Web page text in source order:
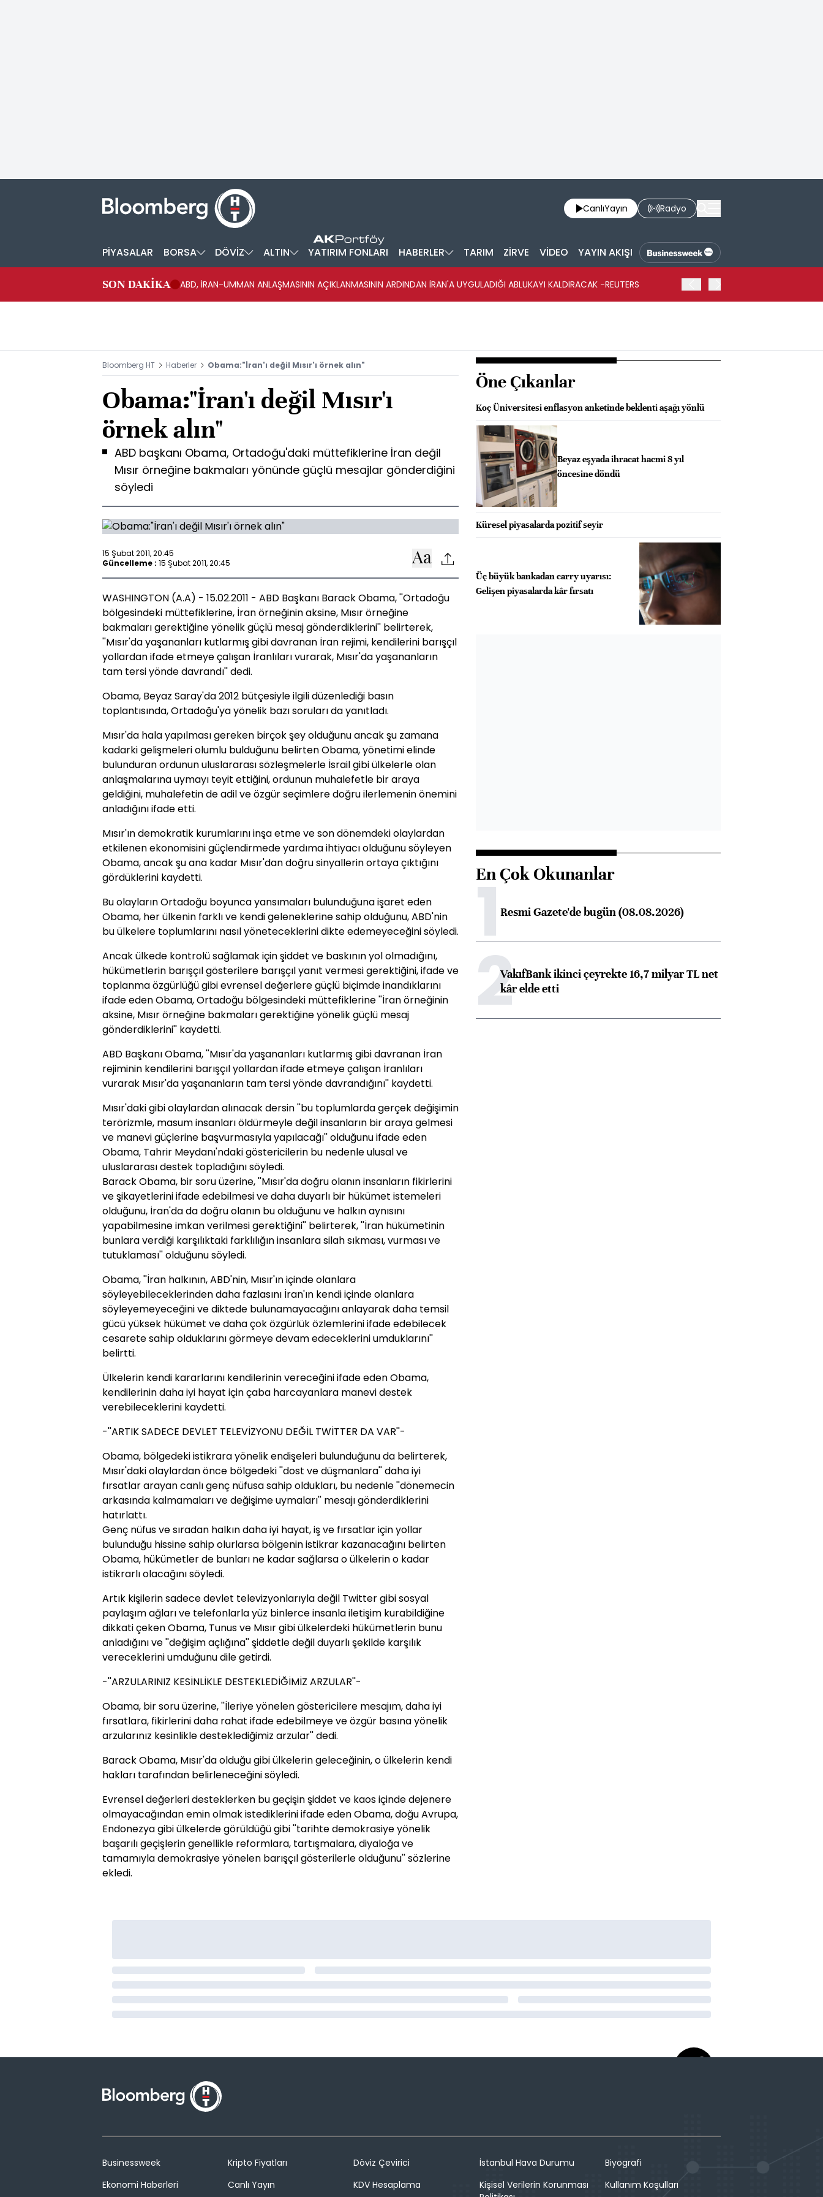
CanlıYayın Radyo
PİYASALAR BORSA DÖVİZ ALTIN YATIRIM FONLARI HABERLER TARIM ZİRVE VİDEO YAYIN AKIŞI
SON DAKİKA ABD, İRAN-UMMAN ANLAŞMASININ AÇIKLANMASININ ARDINDAN İRAN'A UYGULADIĞI ABLUKAYI KALDIRACAK -REUTERS
Bloomberg HT Haberler Obama:"İran'ı değil Mısır'ı örnek alın"
Obama:"İran'ı değil Mısır'ı
örnek alın"
ABD başkanı Obama, Ortadoğu'daki müttefiklerine İran değil
Mısır örneğine bakmaları yönünde güçlü mesajlar gönderdiğini
söyledi
15 Şubat 2011, 20:45
Güncelleme : 15 Şubat 2011, 20:45
WASHINGTON (A.A) - 15.02.2011 - ABD Başkanı Barack Obama, ''Ortadoğu
bölgesindeki müttefiklerine, İran örneğinin aksine, Mısır örneğine
bakmaları gerektiğine yönelik güçlü mesaj gönderdiklerini'' belirterek,
''Mısır'da yaşananları kutlarmış gibi davranan İran rejimi, kendilerini barışçıl
yollardan ifade etmeye çalışan İranlıları vurarak, Mısır'da yaşananların
tam tersi yönde davrandı'' dedi.
Obama, Beyaz Saray'da 2012 bütçesiyle ilgili düzenlediği basın
toplantısında, Ortadoğu'ya yönelik bazı soruları da yanıtladı.
Mısır'da hala yapılması gereken birçok şey olduğunu ancak şu zamana
kadarki gelişmeleri olumlu bulduğunu belirten Obama, yönetimi elinde
bulunduran ordunun uluslararası sözleşmelerle İsrail gibi ülkelerle olan
anlaşmalarına uymayı teyit ettiğini, ordunun muhalefetle bir araya
geldiğini, muhalefetin de adil ve özgür seçimlere doğru ilerlemenin önemini
anladığını ifade etti.
Mısır'ın demokratik kurumlarını inşa etme ve son dönemdeki olaylardan
etkilenen ekonomisini güçlendirmede yardıma ihtiyacı olduğunu söyleyen
Obama, ancak şu ana kadar Mısır'dan doğru sinyallerin ortaya çıktığını
gördüklerini kaydetti.
Bu olayların Ortadoğu boyunca yansımaları bulunduğuna işaret eden
Obama, her ülkenin farklı ve kendi geleneklerine sahip olduğunu, ABD'nin
bu ülkelere toplumlarını nasıl yöneteceklerini dikte edemeyeceğini söyledi.
Ancak ülkede kontrolü sağlamak için şiddet ve baskının yol olmadığını,
hükümetlerin barışçıl gösterilere barışçıl yanıt vermesi gerektiğini, ifade ve
toplanma özgürlüğü gibi evrensel değerlere güçlü biçimde inandıklarını
ifade eden Obama, Ortadoğu bölgesindeki müttefiklerine ''İran örneğinin
aksine, Mısır örneğine bakmaları gerektiğine yönelik güçlü mesaj
gönderdiklerini'' kaydetti.
ABD Başkanı Obama, ''Mısır'da yaşananları kutlarmış gibi davranan İran
rejiminin kendilerini barışçıl yollardan ifade etmeye çalışan İranlıları
vurarak Mısır'da yaşananların tam tersi yönde davrandığını'' kaydetti.
Mısır'daki gibi olaylardan alınacak dersin ''bu toplumlarda gerçek değişimin
terörizmle, masum insanları öldürmeyle değil insanların bir araya gelmesi
ve manevi güçlerine başvurmasıyla yapılacağı'' olduğunu ifade eden
Obama, Tahrir Meydanı'ndaki göstericilerin bu nedenle ulusal ve
uluslararası destek topladığını söyledi.
Barack Obama, bir soru üzerine, ''Mısır'da doğru olanın insanların fikirlerini
ve şikayetlerini ifade edebilmesi ve daha duyarlı bir hükümet istemeleri
olduğunu, İran'da da doğru olanın bu olduğunu ve halkın aynısını
yapabilmesine imkan verilmesi gerektiğini'' belirterek, ''İran hükümetinin
bunlara verdiği karşılıktaki farklılığın insanlara silah sıkması, vurması ve
tutuklaması'' olduğunu söyledi.
Obama, ''İran halkının, ABD'nin, Mısır'ın içinde olanlara
söyleyebileceklerinden daha fazlasını İran'ın kendi içinde olanlara
söyleyemeyeceğini ve diktede bulunamayacağını anlayarak daha temsil
gücü yüksek hükümet ve daha çok özgürlük özlemlerini ifade edebilecek
cesarete sahip olduklarını görmeye devam edeceklerini umduklarını''
belirtti.
Ülkelerin kendi kararlarını kendilerinin vereceğini ifade eden Obama,
kendilerinin daha iyi hayat için çaba harcayanlara manevi destek
verebileceklerini kaydetti.
-''ARTIK SADECE DEVLET TELEVİZYONU DEĞİL TWİTTER DA VAR''-
Obama, bölgedeki istikrara yönelik endişeleri bulunduğunu da belirterek,
Mısır'daki olaylardan önce bölgedeki ''dost ve düşmanlara'' daha iyi
fırsatlar arayan canlı genç nüfusa sahip oldukları, bu nedenle ''dönemecin
arkasında kalmamaları ve değişime uymaları'' mesajı gönderdiklerini
hatırlattı.
Genç nüfus ve sıradan halkın daha iyi hayat, iş ve fırsatlar için yollar
bulunduğu hissine sahip olurlarsa bölgenin istikrar kazanacağını belirten
Obama, hükümetler de bunları ne kadar sağlarsa o ülkelerin o kadar
istikrarlı olacağını söyledi.
Artık kişilerin sadece devlet televizyonlarıyla değil Twitter gibi sosyal
paylaşım ağları ve telefonlarla yüz binlerce insanla iletişim kurabildiğine
dikkati çeken Obama, Tunus ve Mısır gibi ülkelerdeki hükümetlerin bunu
anladığını ve ''değişim açlığına'' şiddetle değil duyarlı şekilde karşılık
vereceklerini umduğunu dile getirdi.
-''ARZULARINIZ KESİNLİKLE DESTEKLEDİĞİMİZ ARZULAR''-
Obama, bir soru üzerine, ''İleriye yönelen göstericilere mesajım, daha iyi
fırsatlara, fikirlerini daha rahat ifade edebilmeye ve özgür basına yönelik
arzularınız kesinlikle desteklediğimiz arzular'' dedi.
Barack Obama, Mısır'da olduğu gibi ülkelerin geleceğinin, o ülkelerin kendi
hakları tarafından belirleneceğini söyledi.
Evrensel değerleri desteklerken bu geçişin şiddet ve kaos içinde dejenere
olmayacağından emin olmak istediklerini ifade eden Obama, doğu Avrupa,
Endonezya gibi ülkelerde görüldüğü gibi ''tarihte demokrasiye yönelik
başarılı geçişlerin genellikle reformlara, tartışmalara, diyaloğa ve
tamamıyla demokrasiye yönelen barışçıl gösterilerle olduğunu'' sözlerine
ekledi.
Öne Çıkanlar
Koç Üniversitesi enflasyon anketinde beklenti aşağı yönlü
Beyaz eşyada ihracat hacmi 8 yıl
öncesine döndü
Küresel piyasalarda pozitif seyir
Üç büyük bankadan carry uyarısı:
Gelişen piyasalarda kâr fırsatı
En Çok Okunanlar
1Resmi Gazete'de bugün (08.08.2026)
2VakıfBank ikinci çeyrekte 16,7 milyar TL net
kâr elde etti
Businessweek
Ekonomi Haberleri
Kripto Fiyatları
Canlı Yayın
Döviz Çevirici
KDV Hesaplama
İstanbul Hava Durumu
Kişisel Verilerin Korunması
Biyografi
Kullanım Koşulları